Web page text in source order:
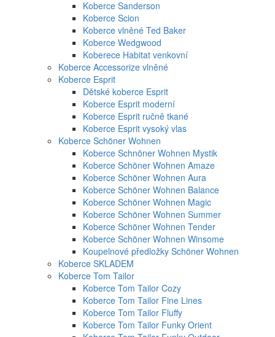
Koberce Sanderson
Koberce Scion
Koberce vlněné Ted Baker
Koberce Wedgwood
Koberece Habitat venkovní
Koberce Accessorize vlněné
Koberce Esprit
Dětské koberce Esprit
Koberce Esprit moderní
Koberce Esprit ručně tkané
Koberce Esprit vysoký vlas
Koberce Schöner Wohnen
Koberce Schnöner Wohnen Mystik
Koberce Schöner Wohnen Amaze
Koberce Schöner Wohnen Aura
Koberce Schöner Wohnen Balance
Koberce Schöner Wohnen Magic
Koberce Schöner Wohnen Summer
Koberce Schöner Wohnen Tender
Koberce Schöner Wohnen Winsome
Koupelnové předložky Schöner Wohnen
Koberce SKLADEM
Koberce Tom Tailor
Koberce Tom Tailor Cozy
Koberce Tom Tailor Fine Lines
Koberce Tom Tailor Fluffy
Koberce Tom Tailor Funky Orient